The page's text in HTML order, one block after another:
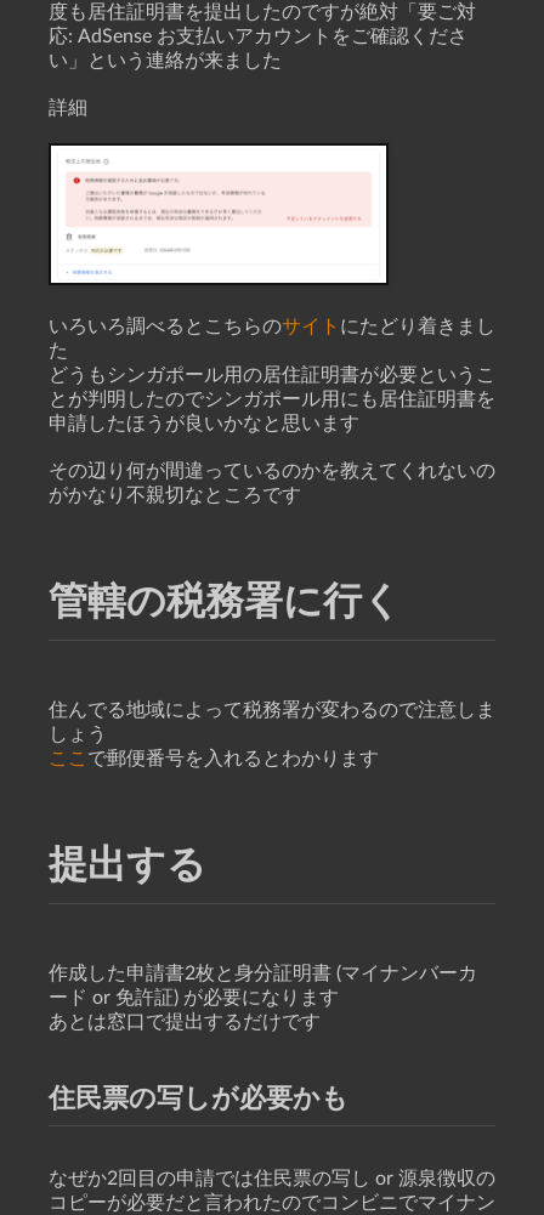
度も居住証明書を提出したのですが絶対「要ご対
応: AdSense お支払いアカウントをご確認くださ
い」という連絡が来ました
詳細
いろいろ調べるとこちらのサイト にたどり着きまし
た
どうもシンガポール用の居住証明書が必要というこ
とが判明したのでシンガポール用にも居住証明書を
申請したほうが良いかなと思います
その辺り何が間違っているのかを教えてくれないの
がかなり不親切なところです
管轄の税務署に行く
住んでる地域によって税務署が変わるので注意しま
しょう
ここ で郵便番号を入れるとわかります
提出する
作成した申請書2枚と身分証明書 (マイナンバーカ
ード or 免許証) が必要になります
あとは窓口で提出するだけです
住民票の写しが必要かも
なぜか2回目の申請では住民票の写し or 源泉徴収の
コピーが必要だと言われたのでコンビニでマイナン